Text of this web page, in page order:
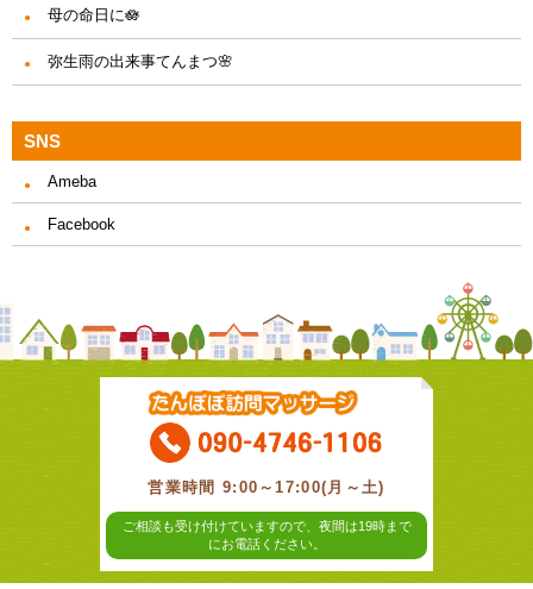
母の命日に🪷
弥生雨の出来事てんまつ🌸
SNS
Ameba
Facebook
営業時間 9:00～17:00(月～土)
ご相談も受け付けていますので、夜間は19時まで
にお電話ください。